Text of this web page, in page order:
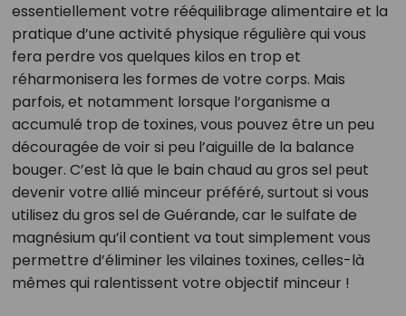
essentiellement votre rééquilibrage alimentaire et la
pratique d’une activité physique régulière qui vous
fera perdre vos quelques kilos en trop et
réharmonisera les formes de votre corps. Mais
parfois, et notamment lorsque l’organisme a
accumulé trop de toxines, vous pouvez être un peu
découragée de voir si peu l’aiguille de la balance
bouger. C’est là que le bain chaud au gros sel peut
devenir votre allié minceur préféré, surtout si vous
utilisez du gros sel de Guérande, car le sulfate de
magnésium qu’il contient va tout simplement vous
permettre d’éliminer les vilaines toxines, celles-là
mêmes qui ralentissent votre objectif minceur !